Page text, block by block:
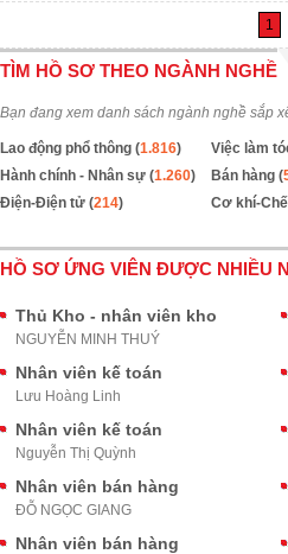
1
TÌM HỒ SƠ THEO NGÀNH NGHỀ
Bạn đang xem danh sách ngành nghề sắp
Lao động phổ thông (1.816) Việc làm
Hành chính - Nhân sự (1.260) Bán hàng (
Điện-Điện tử (214) Cơ khí-
HỒ SƠ ỨNG VIÊN ĐƯỢC NHIỀU
Thủ Kho - nhân viên kho
NGUYỄN MINH THUÝ
Nhân viên kế toán
Lưu Hoàng Linh
Nhân viên kế toán
Nguyễn Thị Quỳnh
Nhân viên bán hàng
ĐỖ NGỌC GIANG
Nhân viên bán hàng